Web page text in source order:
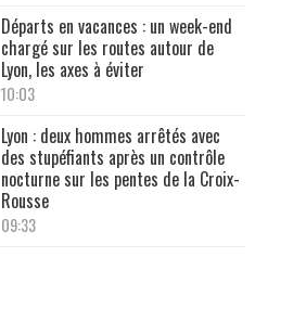
Départs en vacances : un week-end
chargé sur les routes autour de
Lyon, les axes à éviter
10:03
Lyon : deux hommes arrêtés avec
des stupéfiants après un contrôle
nocturne sur les pentes de la Croix-
Rousse
09:33